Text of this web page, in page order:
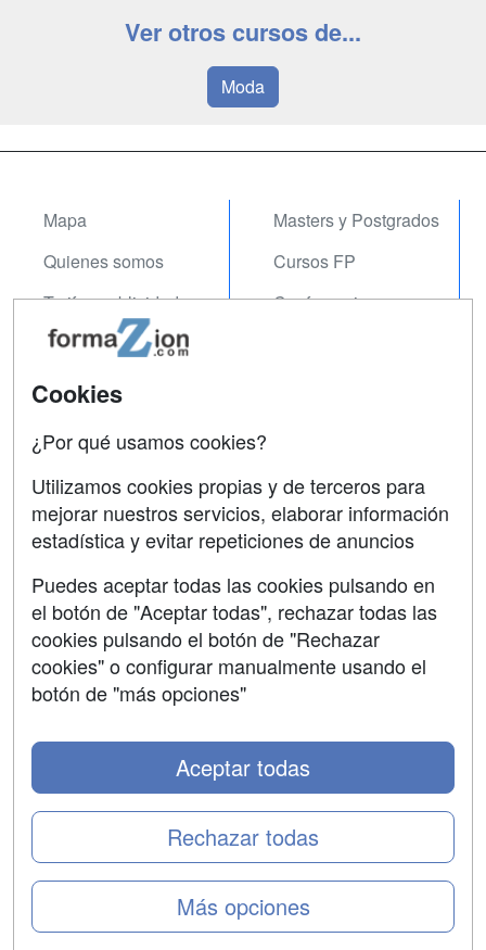
Ver otros cursos de...
Moda
Mapa
Quienes somos
Tarifas publicidad
Acceso Usuarios
Acceso Centros
Masters y Postgrados
Cursos FP
Conferencias
Contactar
Confidencialidad
Aviso legal
Copyleft
Cookies
¿Por qué usamos cookies?
Utilizamos cookies propias y de terceros para
mejorar nuestros servicios, elaborar información
estadística y evitar repeticiones de anuncios
Puedes aceptar todas las cookies pulsando en
el botón de "Aceptar todas", rechazar todas las
cookies pulsando el botón de "Rechazar
cookies" o configurar manualmente usando el
botón de "más opciones"
Más opciones
Rechazar todas
Aceptar todas